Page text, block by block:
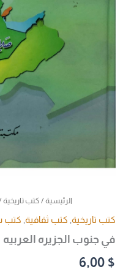
الرئيسية/ كتب تاريخية
كتب تاريخية, كتب ثقافية, كتب
في جنوب الجزيره العربيه
6,00 $